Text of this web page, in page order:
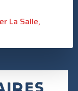
La Salle,